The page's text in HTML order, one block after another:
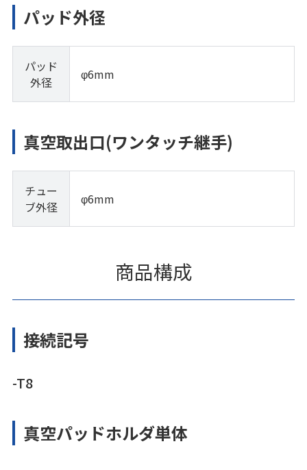
パッド外径
パッド
外径
φ6mm
真空取出口(ワンタッチ継手)
チュー
ブ外径
φ6mm
商品構成
接続記号
-T8
真空パッドホルダ単体